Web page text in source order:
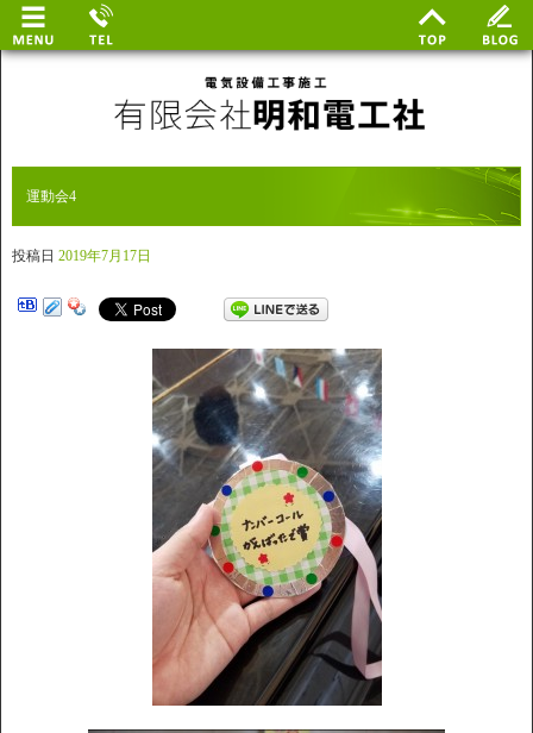
運動会4
投稿日 2019年7月17日